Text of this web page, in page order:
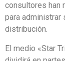
consultores han
para administrar
distribución.
El medio «Star